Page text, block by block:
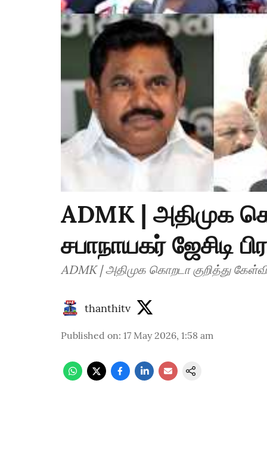
ADMK | அதிமுக
சபாநாயகர் ஜேசிடி
ADMK | அதிமுக கொறடா குறித்து
thanthitv
Published on: 17 May 2026, 1:58 am